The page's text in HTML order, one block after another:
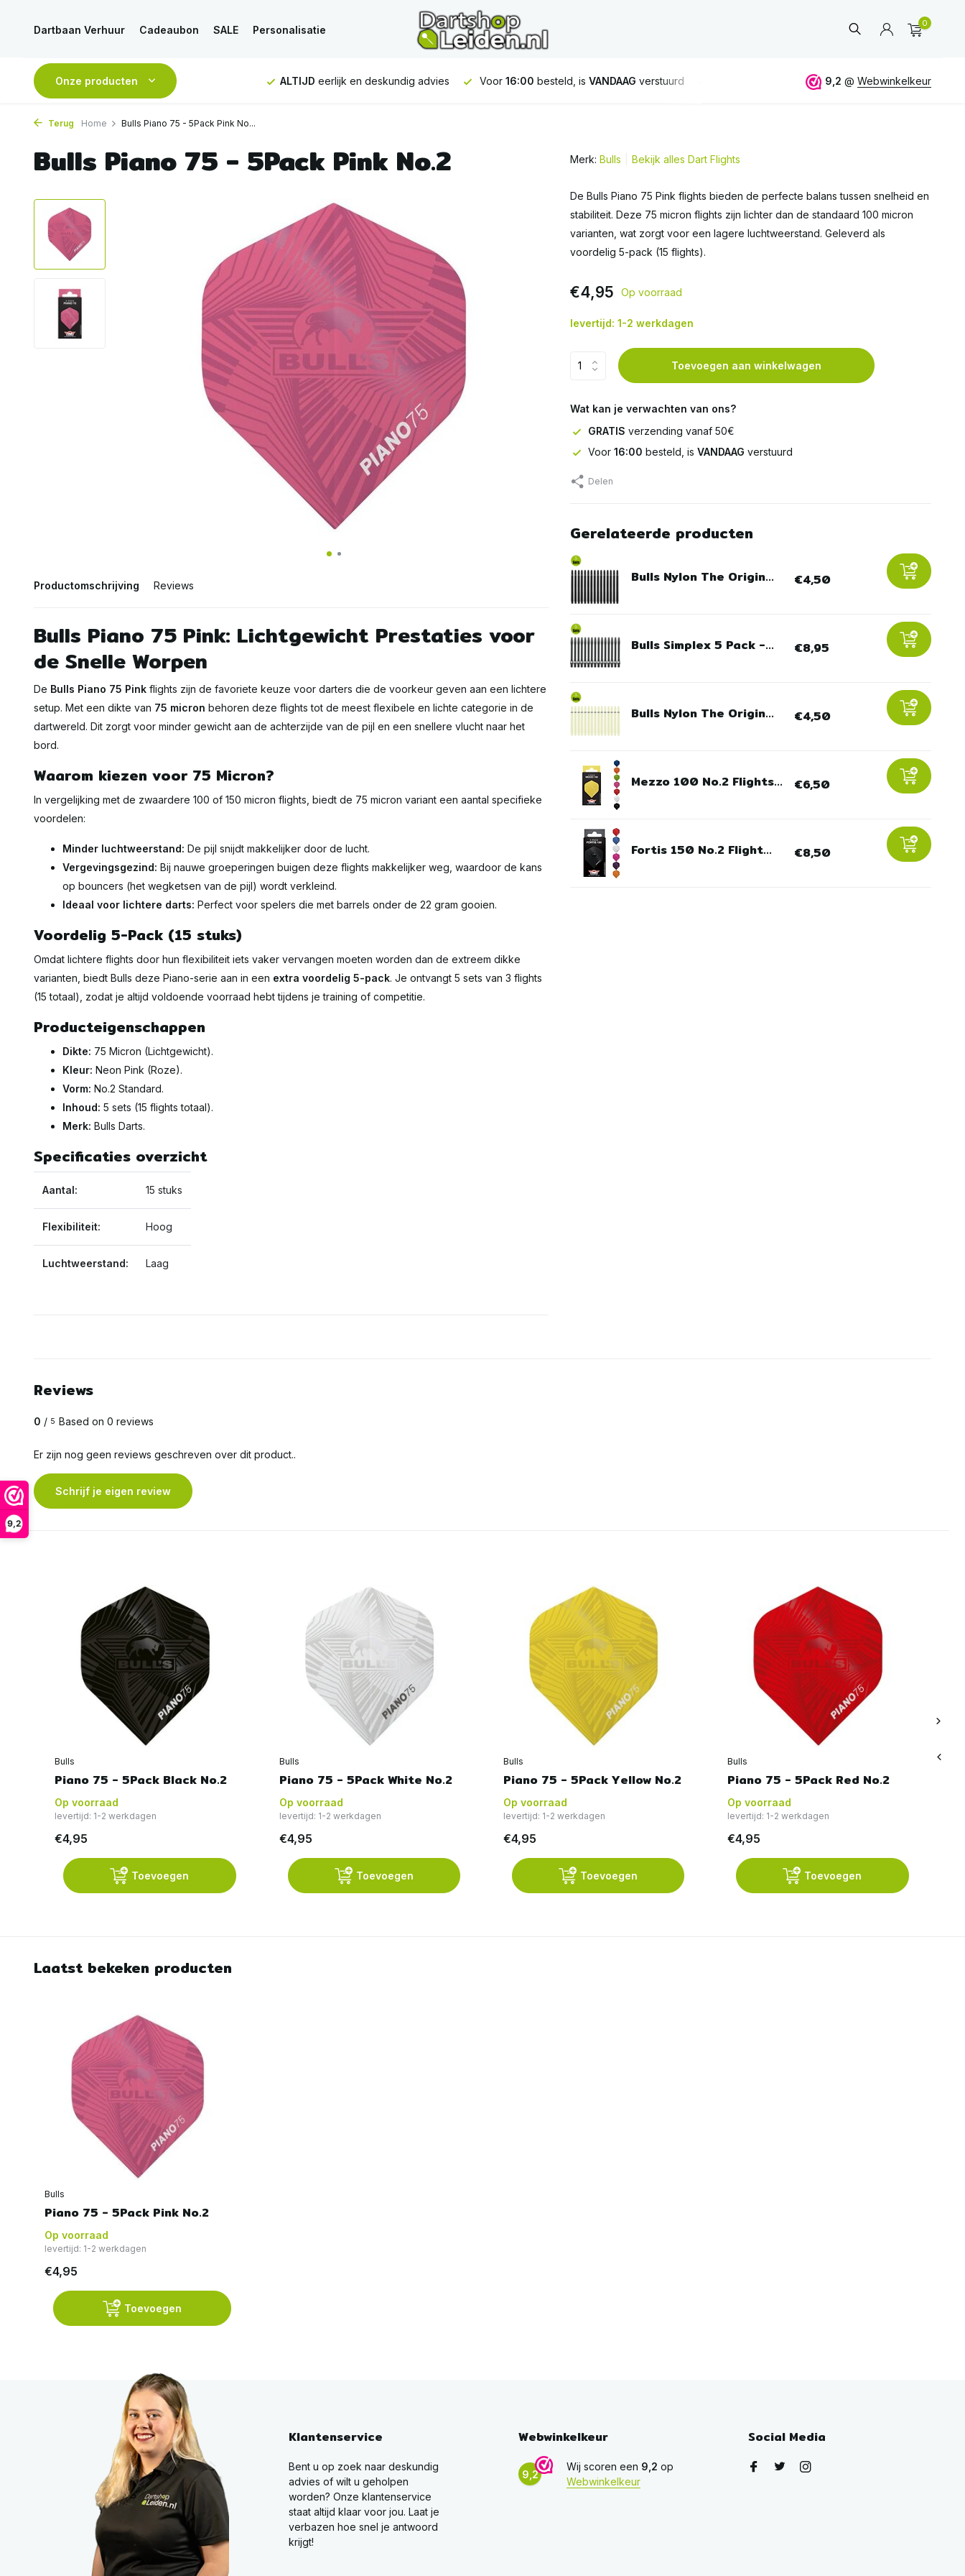
9,2
Dartbaan Verhuur Cadeaubon SALE Personalisatie
0
Onze producten
vanaf 50€ ALTIJDeerlijk en deskundig advies Voor16:00besteld, isVANDAAG verstuurd GRATISverzending vanaf 50€ eerlijk en deskundig advies
9,2 @ Webwinkelkeur
Terug Home Bulls Piano 75 - 5Pack Pink No...
Bulls Piano 75 - 5Pack Pink No.2
Productomschrijving Reviews
Bulls Piano 75 Pink: Lichtgewicht Prestaties voor
de Snelle Worpen
De Bulls Piano 75 Pink flights zijn de favoriete keuze voor darters die de voorkeur geven aan een lichtere
setup. Met een dikte van 75 micron behoren deze flights tot de meest flexibele en lichte categorie in de
dartwereld. Dit zorgt voor minder gewicht aan de achterzijde van de pijl en een snellere vlucht naar het
bord.
Waarom kiezen voor 75 Micron?
In vergelijking met de zwaardere 100 of 150 micron flights, biedt de 75 micron variant een aantal specifieke
voordelen:
Minder luchtweerstand: De pijl snijdt makkelijker door de lucht.
Vergevingsgezind: Bij nauwe groeperingen buigen deze flights makkelijker weg, waardoor de kans
op bouncers (het wegketsen van de pijl) wordt verkleind.
Ideaal voor lichtere darts: Perfect voor spelers die met barrels onder de 22 gram gooien.
Voordelig 5-Pack (15 stuks)
Omdat lichtere flights door hun flexibiliteit iets vaker vervangen moeten worden dan de extreem dikke
varianten, biedt Bulls deze Piano-serie aan in een extra voordelig 5-pack. Je ontvangt 5 sets van 3 flights
(15 totaal), zodat je altijd voldoende voorraad hebt tijdens je training of competitie.
Producteigenschappen
Dikte: 75 Micron (Lichtgewicht).
Kleur: Neon Pink (Roze).
Vorm: No.2 Standard.
Inhoud: 5 sets (15 flights totaal).
Merk: Bulls Darts.
Specificaties overzicht
Aantal: 15 stuks
Flexibiliteit: Hoog
Luchtweerstand: Laag
Merk: Bulls Bekijk alles Dart Flights
De Bulls Piano 75 Pink flights bieden de perfecte balans tussen snelheid en
stabiliteit. Deze 75 micron flights zijn lichter dan de standaard 100 micron
varianten, wat zorgt voor een lagere luchtweerstand. Geleverd als
voordelig 5-pack (15 flights).
€4,95 Op voorraad
levertijd: 1-2 werkdagen
Toevoegen aan winkelwagen
Wat kan je verwachten van ons?
GRATIS verzending vanaf 50€
Voor 16:00 besteld, is VANDAAG verstuurd
Delen
Gerelateerde producten
Bulls Nylon The Origin... €4,50
Bulls Simplex 5 Pack -... €8,95
Bulls Nylon The Origin... €4,50
Mezzo 100 No.2 Flights... €6,50
Fortis 150 No.2 Flight... €8,50
Reviews
0 / 5 Based on 0 reviews
Er zijn nog geen reviews geschreven over dit product..
Schrijf je eigen review
Bulls
Piano 75 - 5Pack Black No.2
Op voorraad
levertijd: 1-2 werkdagen
€4,95
Toevoegen
Bulls
Piano 75 - 5Pack White No.2
Op voorraad
levertijd: 1-2 werkdagen
€4,95
Toevoegen
Bulls
Piano 75 - 5Pack Yellow No.2
Op voorraad
levertijd: 1-2 werkdagen
€4,95
Toevoegen
Bulls
Piano 75 - 5Pack Red No.2
Op voorraad
levertijd: 1-2 werkdagen
€4,95
Toevoegen
Laatst bekeken producten
Bulls
Piano 75 - 5Pack Pink No.2
Op voorraad
levertijd: 1-2 werkdagen
€4,95
Toevoegen
Klantenservice
Bent u op zoek naar deskundig
advies of wilt u geholpen
worden? Onze klantenservice
staat altijd klaar voor jou. Laat je
verbazen hoe snel je antwoord
krijgt!
Webwinkelkeur
9,2
Wij scoren een 9,2 op
Webwinkelkeur
Social Media